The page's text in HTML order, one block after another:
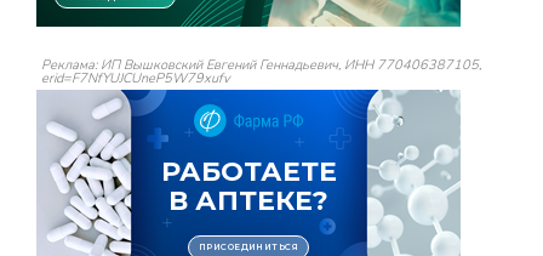
Реклама: ИП Вышковский Евгений Геннадьевич, ИНН 770406387105,
erid=F7NfYUJCUneP5W79xufv